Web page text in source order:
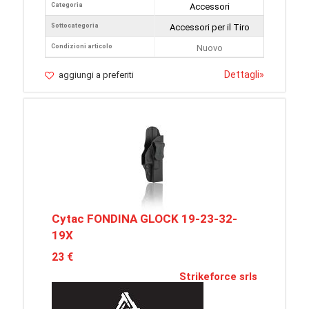
Categoria
Sottocategoria
Condizioni articolo
Accessori
Accessori per il Tiro
Nuovo
aggiungi a preferiti Dettagli»
Cytac FONDINA GLOCK 19-23-32-
19X
23 €
Strikeforce srls